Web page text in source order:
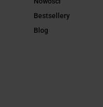
Bestsellery
Blog